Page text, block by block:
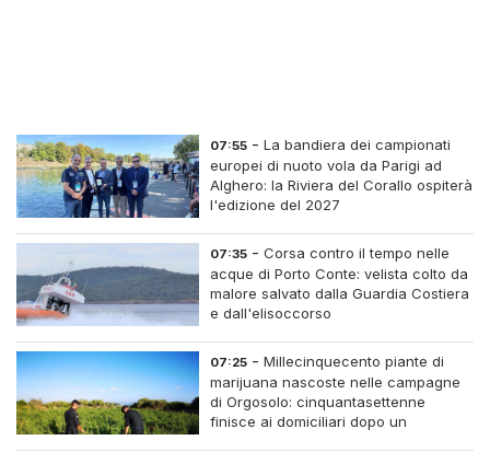
07:55 -La bandiera dei campionati
europei di nuoto vola da Parigi ad
Alghero: la Riviera del Corallo ospiterà
l'edizione del 2027
07:35 -Corsa contro il tempo nelle
acque di Porto Conte: velista colto da
malore salvato dalla Guardia Costiera
e dall'elisoccorso
07:25 -Millecinquecento piante di
marijuana nascoste nelle campagne
di Orgosolo: cinquantasettenne
finisce ai domiciliari dopo un